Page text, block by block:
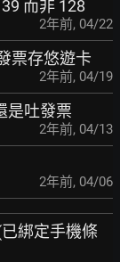
而非 128
2年前, 04/22
票存悠遊卡
2年前, 04/19
是吐發票
2年前, 04/13
2年前, 04/06
綁定手機條